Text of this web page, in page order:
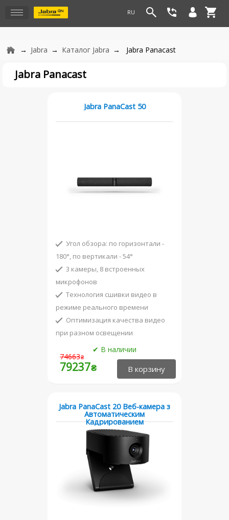
Jabra Каталог Jabra Jabra Panacast
Jabra Panacast
Jabra PanaCast 50
Угол обзора: по горизонтали -
180°, по вертикали - 54°
3 камеры, 8 встроенных
микрофонов
Технология сшивки видео в
режиме реального времени
Оптимизация качества видео
при разном освещении
Сертифицирована для работы с
Microsoft Teams
74663₴
79237₴
Jabra PanaCast 20 Веб-камера з
Автоматическим
Кадрированием